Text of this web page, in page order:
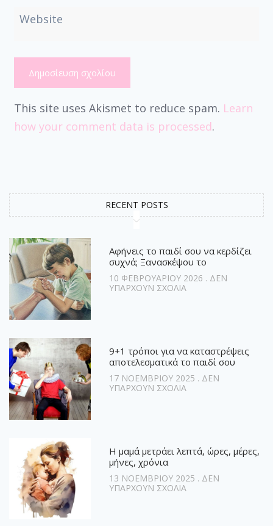
Website
This site uses Akismet to reduce spam. Learn
how your comment data is processed.
RECENT POSTS
Αφήνεις το παιδί σου να κερδίζει
συχνά; Ξανασκέψου το
10 ΦΕΒΡΟΥΑΡΊΟΥ 2026
ΔΕΝ
ΥΠΆΡΧΟΥΝ ΣΧΌΛΙΑ
9+1 τρόποι για να καταστρέψεις
αποτελεσματικά το παιδί σου
17 ΝΟΕΜΒΡΊΟΥ 2025
ΔΕΝ
ΥΠΆΡΧΟΥΝ ΣΧΌΛΙΑ
Η μαμά μετράει λεπτά, ώρες, μέρες,
μήνες, χρόνια
13 ΝΟΕΜΒΡΊΟΥ 2025
ΔΕΝ
ΥΠΆΡΧΟΥΝ ΣΧΌΛΙΑ